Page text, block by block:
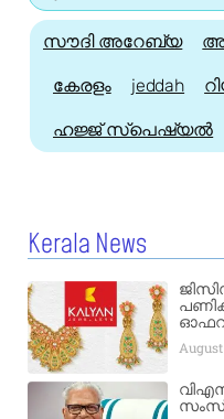
സൗദി അറേബ്യ
കേരളം jeddah
ഹജ്ജ്‌ സ്പെഷ്യൽ
Kerala News
August